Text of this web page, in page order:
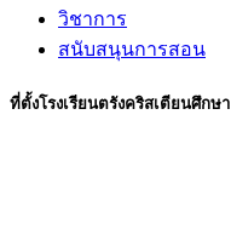
วิชาการ
สนับสนุนการสอน
ที่ตั้งโรงเรียนตรังคริสเตียนศึกษา